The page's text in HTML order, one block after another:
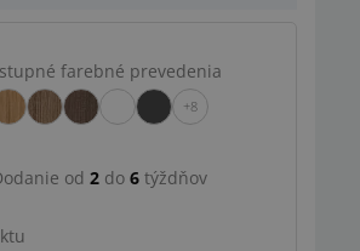
farebné prevedenia
+8
od 2 do 6 týždňov